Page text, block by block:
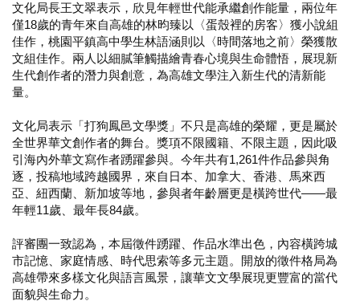
文化局長王文翠表示，欣見年輕世代能承繼創作能量，兩位年
僅18歲的青年來自高雄的林昀臻以〈蛋殼裡的房客〉獲小說組
佳作，桃園平鎮高中學生林語涵則以〈時間落地之前〉榮獲散
文組佳作。兩人以細膩筆觸描繪青春心境與生命體悟，展現新
生代創作者的潛力與創意，為高雄文學注入新生代的清新能
量。
文化局表示「打狗鳳邑文學獎」不只是高雄的榮耀，更是屬於
全世界華文創作者的舞台。獎項不限國籍、不限主題，因此吸
引海內外華文寫作者踴躍參與。今年共有1,261件作品參與角
逐，投稿地域跨越國界，來自日本、加拿大、香港、馬來西
亞、紐西蘭、新加坡等地，參與者年齡層更是橫跨世代——最
年輕11歲、最年長84歲。
評審團一致認為，本屆徵件踴躍、作品水準出色，內容橫跨城
市記憶、家庭情感、時代思索等多元主題。開放的徵件格局為
高雄帶來多樣文化與語言風景，讓華文文學展現更豐富的當代
面貌與生命力。